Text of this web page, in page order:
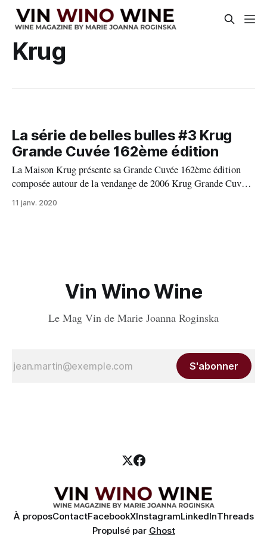
Krug
La série de belles bulles #3 Krug
Grande Cuvée 162ème édition
La Maison Krug présente sa Grande Cuvée 162ème édition
composée autour de la vendange de 2006 Krug Grande Cuvée
162ème Édition, composée autour de la vendange 2006, est un
assemblage de 163 vins de 11 années différentes, le plus vieux
11 janv. 2020
Vin Wino Wine
Le Mag Vin de Marie Joanna Roginska
S'abonner
À proposContactFacebookXInstagramLinkedInThreads
Propulsé par Ghost